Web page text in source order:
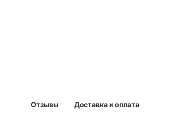
Отзывы Доставка и оплата